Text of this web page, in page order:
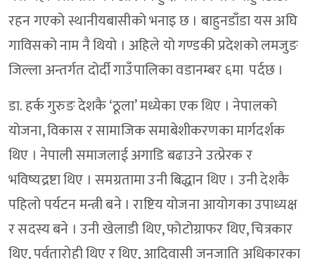
रहन गएको स्थानीयबासीको भनाइ छ । बाहुनडाँडा यस अघि
गाविसको नाम नै थियो । अहिले यो गण्डकी प्रदेशको लमजुङ
जिल्ला अन्तर्गत दोर्दी गाउँपालिका वडानम्बर ६मा पर्दछ ।
डा. हर्क गुरुङ देशकै ‘ठूला’ मध्येका एक थिए । नेपालको
योजना, विकास र सामाजिक समाबेशीकरणका मार्गदर्शक
थिए । नेपाली समाजलाई अगाडि बढाउने उत्प्रेरक र
भविष्यद्रष्टा थिए । समग्रतामा उनी बिद्धान थिए । उनी देशकै
पहिलो पर्यटन मन्त्री बने । राष्टिय योजना आयोगका उपाध्यक्ष
र सदस्य बने । उनी खेलाडी थिए, फोटोग्राफर थिए, चित्रकार